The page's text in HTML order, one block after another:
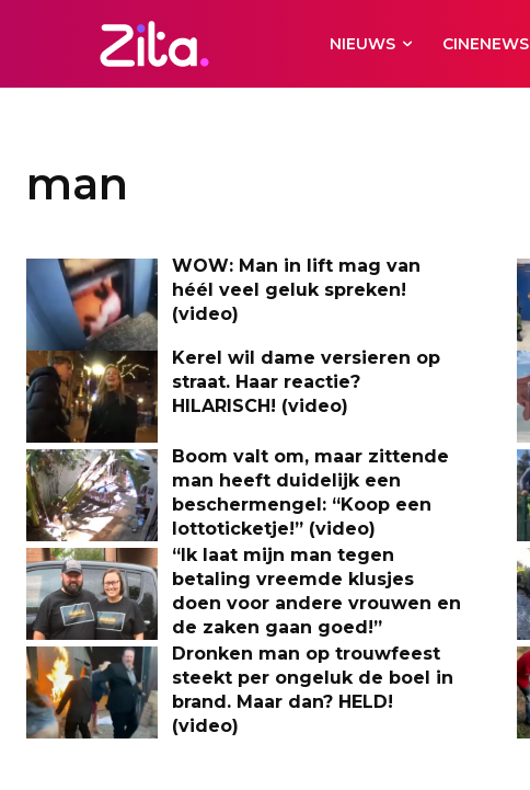
NIEUWS CINENEWS
man
WOW: Man in lift mag van
héél veel geluk spreken!
(video)
Kerel wil dame versieren op
straat. Haar reactie?
HILARISCH! (video)
Boom valt om, maar zittende
man heeft duidelijk een
beschermengel: “Koop een
lottoticketje!” (video)
“Ik laat mijn man tegen
betaling vreemde klusjes
doen voor andere vrouwen en
de zaken gaan goed!”
Dronken man op trouwfeest
steekt per ongeluk de boel in
brand. Maar dan? HELD!
(video)